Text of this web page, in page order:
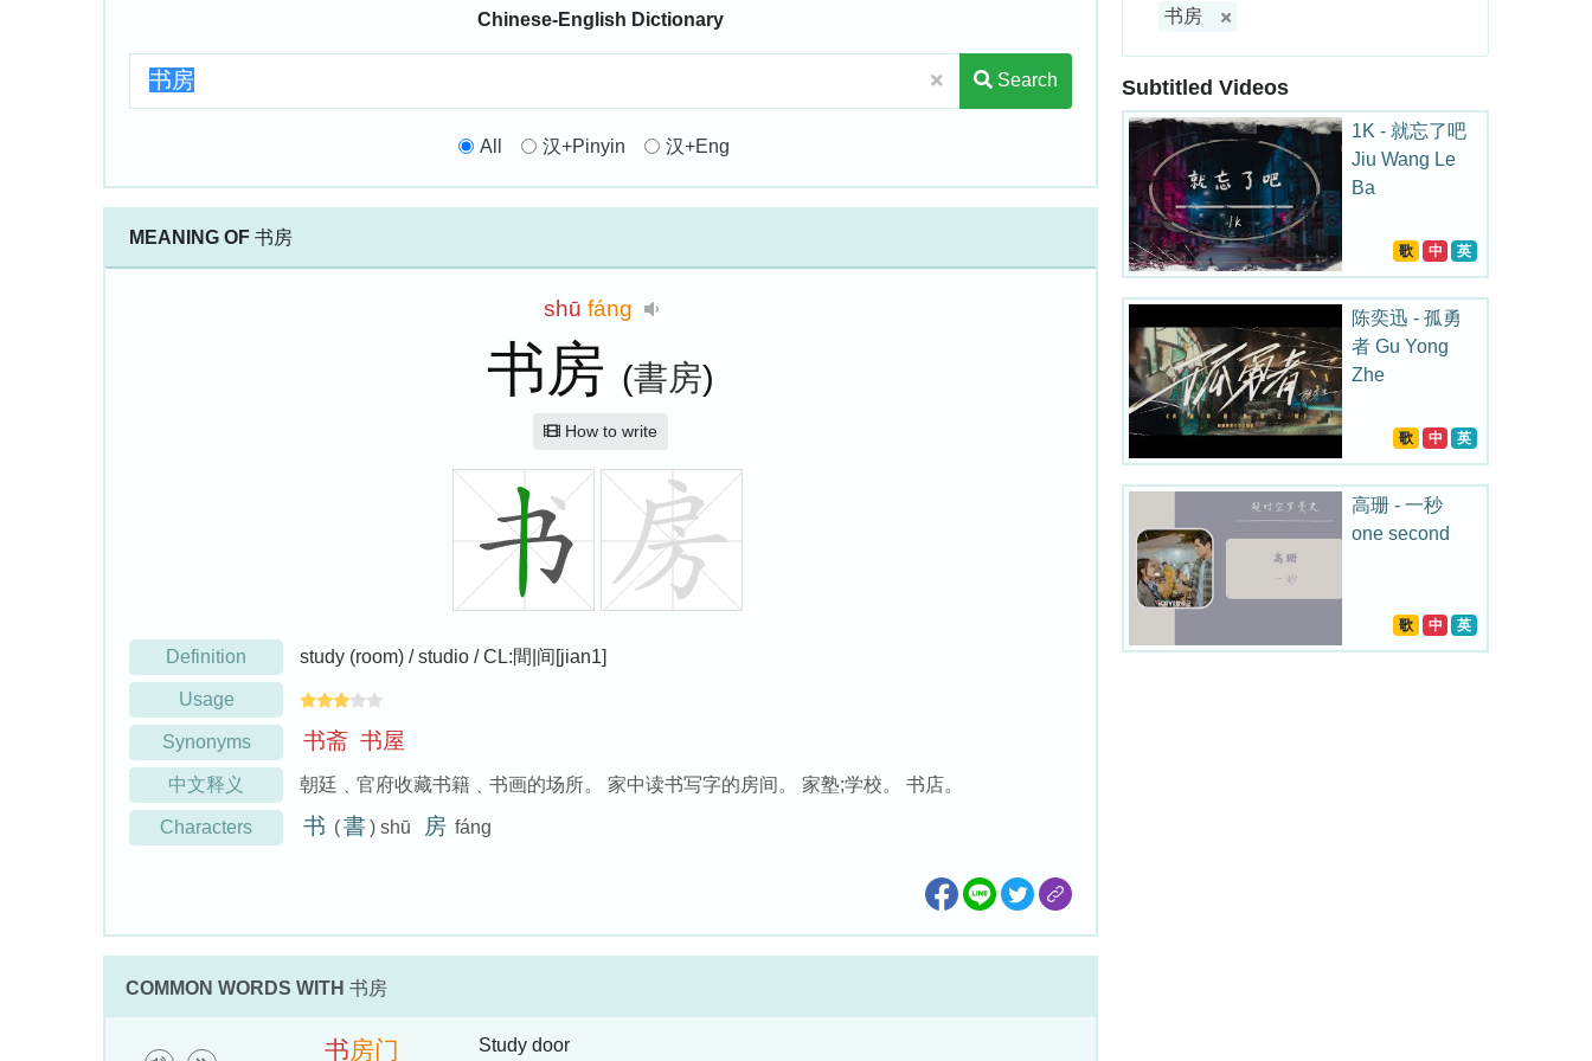
Chinese-English Dictionary
Search
All 汉+Pinyin 汉+Eng
MEANING OF 书房
shū fáng
书房 (書房)
How to write
Definition study (room) / studio / CL:間|间[jian1]
Usage
Synonyms 书斋 书屋
中文释义 朝廷﹑官府收藏书籍﹑书画的场所。 家中读书写字的房间。 家塾;学校。 书店。
Characters 书 (書) shū 房 fáng
COMMON WORDS WITH 书房
书房门 Study door
书房
Subtitled Videos
1K - 就忘了吧
Jiu Wang Le
Ba
歌 中 英
陈奕迅 - 孤勇
者 Gu Yong
Zhe
歌 中 英
高珊 - 一秒
one second
歌 中 英